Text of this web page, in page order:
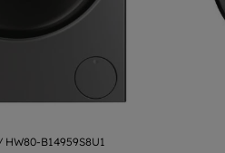
HW80-B14959S8U1